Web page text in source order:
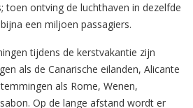
toen ontving de luchthaven in dezelfde
een miljoen passagiers.
tijdens de kerstvakantie zijn
als de Canarische eilanden, Alicante
als Rome, Wenen,
Op de lange afstand wordt er